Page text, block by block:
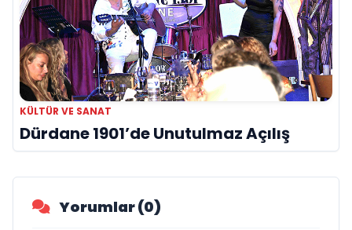
KÜLTÜR VE SANAT
Dürdane 1901’de Unutulmaz Açılış
Yorumlar (0)